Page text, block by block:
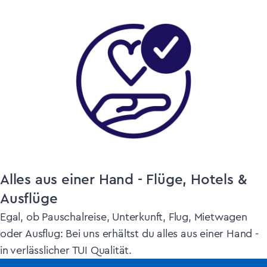
Alles aus einer Hand - Flüge, Hotels &
Ausflüge
Egal, ob Pauschalreise, Unterkunft, Flug, Mietwagen
oder Ausflug: Bei uns erhältst du alles aus einer Hand -
in verlässlicher TUI Qualität.